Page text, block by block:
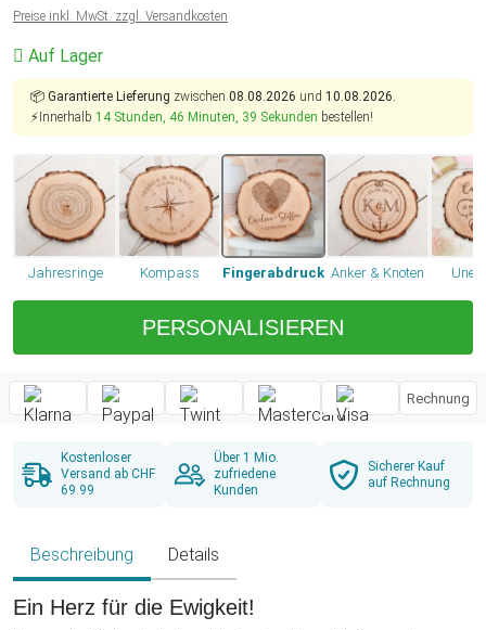
Preise inkl. MwSt. zzgl. Versandkosten
Auf Lager
📦 Garantierte Lieferung zwischen 08.08.2026 und 10.08.2026.
⚡Innerhalb 14 Stunden, 46 Minuten, 39 Sekunden bestellen!
Jahresringe Kompass Fingerabdruck Anker & Knoten
PERSONALISIEREN
Rechnung
Kostenloser
Versand ab CHF
69.99
Über 1 Mio.
zufriedene
Kunden
Sicherer Kauf
auf Rechnung
Beschreibung Details
Ein Herz für die Ewigkeit!